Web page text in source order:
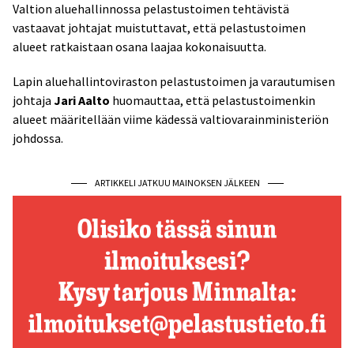
Valtion aluehallinnossa pelastustoimen tehtävistä
vastaavat johtajat muistuttavat, että pelastustoimen
alueet ratkaistaan osana laajaa kokonaisuutta.
Lapin aluehallintoviraston pelastustoimen ja varautumisen
johtaja Jari Aalto huomauttaa, että pelastustoimenkin
alueet määritellään viime kädessä valtiovarainministeriön
johdossa.
ARTIKKELI JATKUU MAINOKSEN JÄLKEEN